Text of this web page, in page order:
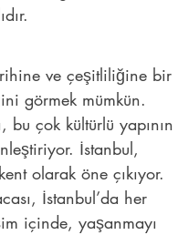
ve çeşitliliğine bir
görmek mümkün.
bu çok kültürlü yapının
İstanbul,
olarak öne çıkıyor.
İstanbul’da her
içinde, yaşanmayı